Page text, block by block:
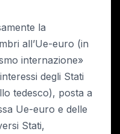
la
all’Ue-euro (in
internazione»
degli Stati
tedesco), posta a
Ue-euro e delle
Stati,